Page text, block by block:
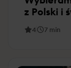
z Polski i
4 7 min